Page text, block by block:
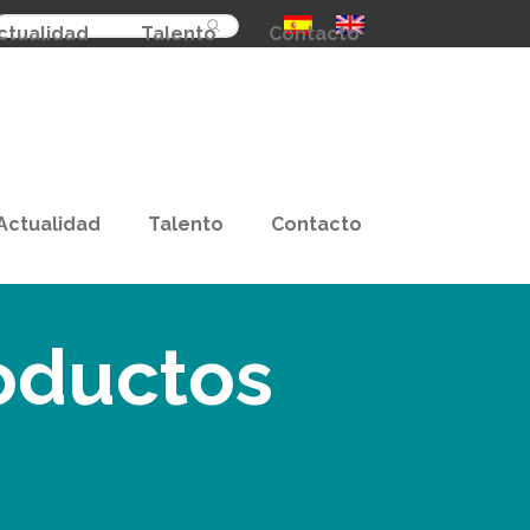
Buscar
Talento Contacto
Talento Contacto